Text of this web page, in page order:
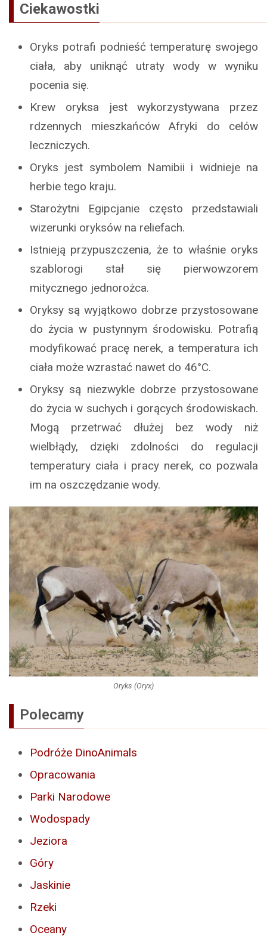
Ciekawostki
Oryks potrafi podnieść temperaturę swojego
ciała, aby uniknąć utraty wody w wyniku
pocenia się.
Krew oryksa jest wykorzystywana przez
rdzennych mieszkańców Afryki do celów
leczniczych.
Oryks jest symbolem Namibii i widnieje na
herbie tego kraju.
Starożytni Egipcjanie często przedstawiali
wizerunki oryksów na reliefach.
Istnieją przypuszczenia, że to właśnie oryks
szablorogi stał się pierwowzorem
mitycznego jednorożca.
Oryksy są wyjątkowo dobrze przystosowane
do życia w pustynnym środowisku. Potrafią
modyfikować pracę nerek, a temperatura ich
ciała może wzrastać nawet do 46°C.
Oryksy są niezwykle dobrze przystosowane
do życia w suchych i gorących środowiskach.
Mogą przetrwać dłużej bez wody niż
wielbłądy, dzięki zdolności do regulacji
temperatury ciała i pracy nerek, co pozwala
im na oszczędzanie wody.
Oryks (Oryx)
Polecamy
Podróże DinoAnimals
Opracowania
Parki Narodowe
Wodospady
Jeziora
Góry
Jaskinie
Rzeki
Oceany